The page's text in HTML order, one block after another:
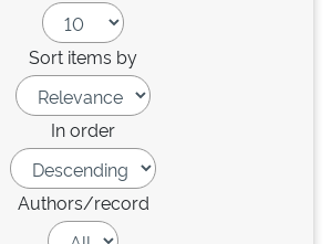
Sort items by
In order
Authors/record